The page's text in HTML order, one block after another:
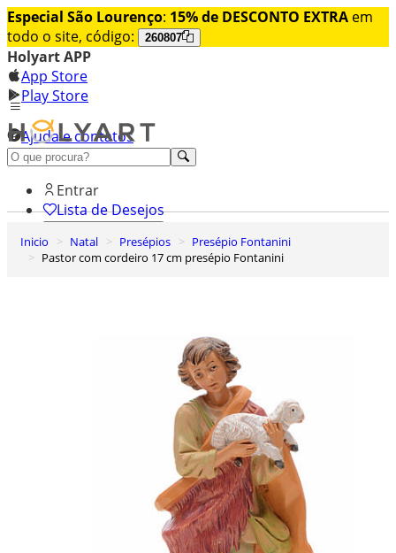
Especial São Lourenço: 15% de DESCONTO EXTRA em
todo o site, código:
260807
Holyart APP
App Store
Play Store
Ajuda e contatos
Conheça premium
Entrar
Lista de Desejos
Carrinho de Compras
Inicio Natal Presépios
Presépio Fontanini
Pastor com cordeiro 17 cm presépio Fontanini